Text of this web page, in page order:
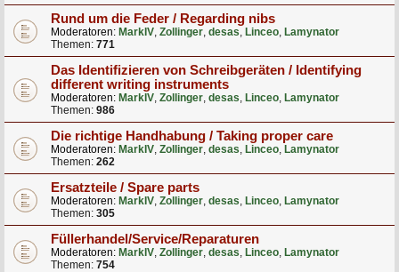
Rund um die Feder / Regarding nibs
Moderatoren: MarkIV, Zollinger, desas, Linceo, Lamynator
Themen: 771
Das Identifizieren von Schreibgeräten / Identifying
different writing instruments
Moderatoren: MarkIV, Zollinger, desas, Linceo, Lamynator
Themen: 986
Die richtige Handhabung / Taking proper care
Moderatoren: MarkIV, Zollinger, desas, Linceo, Lamynator
Themen: 262
Ersatzteile / Spare parts
Moderatoren: MarkIV, Zollinger, desas, Linceo, Lamynator
Themen: 305
Füllerhandel/Service/Reparaturen
Moderatoren: MarkIV, Zollinger, desas, Linceo, Lamynator
Themen: 754